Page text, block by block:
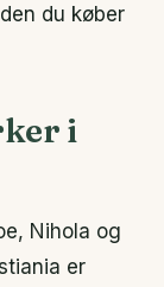
du køber
i
Nihola og
er